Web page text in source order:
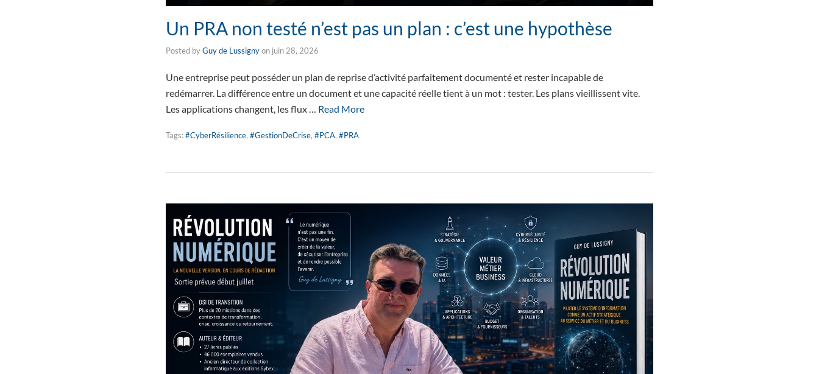
Un PRA non testé n’est pas un plan : c’est une hypothèse
Posted byGuy de Lussignyon juin 28, 2026
Une entreprise peut posséder un plan de reprise d’activité parfaitement documenté et rester incapable de
redémarrer. La différence entre un document et une capacité réelle tient à un mot : tester. Les plans vieillissent vite.
Les applications changent, les flux … Read More
Tags:#CyberRésilience, #GestionDeCrise, #PCA, #PRA